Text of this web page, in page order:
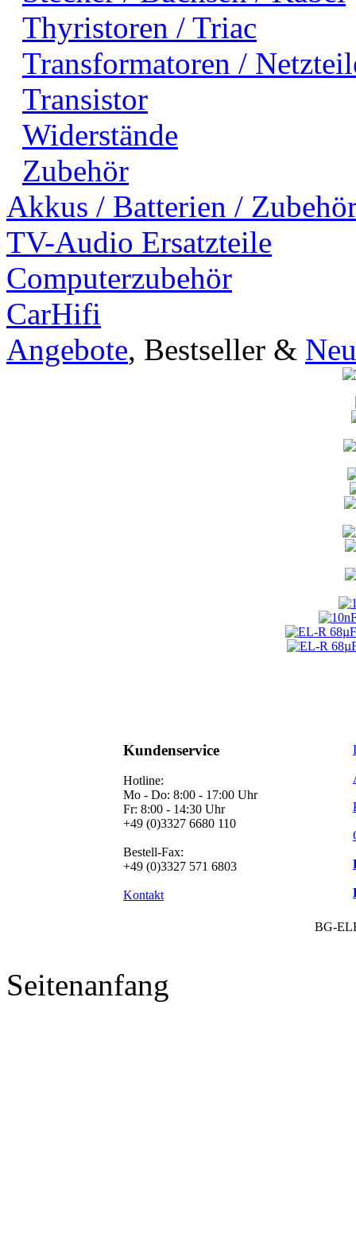
Thyristoren / Triac
Transformatoren /
Transistor
Widerstände
Zubehör
Akkus / Batterien /
TV-Audio Ersatzteile
Computerzubehör
CarHifi
Angebote, Bestseller &
Kundenservice
Hotline:
Mo - Do: 8:00 - 17:00 Uhr
Fr: 8:00 - 14:30 Uhr
+49 (0)3327 6680 110
Bestell-Fax:
+49 (0)3327 571 6803
Kontakt
BG-
Seitenanfang